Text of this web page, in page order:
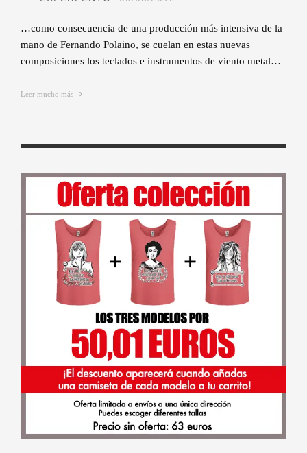
…como consecuencia de una producción más intensiva de la
mano de Fernando Polaino, se cuelan en estas nuevas
composiciones los teclados e instrumentos de viento metal…
Leer mucho más